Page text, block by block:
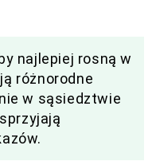
najlepiej rosną w
różnorodne
w sąsiedztwie